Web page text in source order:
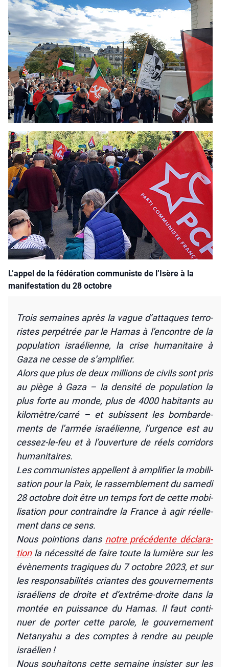
L’appel de la fédération communiste de l’Isère à la
manifestation du 28 octobre
Trois semaines après la vague d’attaques ter­ro­
ristes per­pé­trée par le Hamas à l’encontre de la
popu­la­tion israé­lienne, la crise huma­ni­taire à
Gaza ne cesse de s’amplifier.
Alors que plus de deux mil­lions de civils sont pris
au piège à Gaza – la den­si­té de popu­la­tion la
plus forte au monde, plus de 4000 habi­tants au
kilomètre/carré – et subissent les bom­bar­de­
ments de l’armée israé­lienne, l’urgence est au
ces­sez-le-feu et à l’ouverture de réels cor­ri­dors
huma­ni­taires.
Les com­mu­nistes appellent à ampli­fier la mobi­li­
sa­tion pour la Paix, le ras­sem­ble­ment du same­di
28 octobre doit être un temps fort de cette mobi­
li­sa­tion pour contraindre la France à agir réel­le­
ment dans ce sens.
Nous poin­tions dans notre pré­cé­dente décla­ra­
tionla néces­si­té de faire toute la lumière sur les
évè­ne­ments tra­giques du 7 octobre 2023, et sur
les res­pon­sa­bi­li­tés criantes des gou­ver­ne­ments
israé­liens de droite et d’extrême-droite dans la
mon­tée en puis­sance du Hamas. Il faut conti­
nuer de por­ter cette parole, le gou­ver­ne­ment
Neta­nya­hu a des comptes à rendre au peuple
israé­lien !
Nous sou­hai­tons cette semaine insis­ter sur les